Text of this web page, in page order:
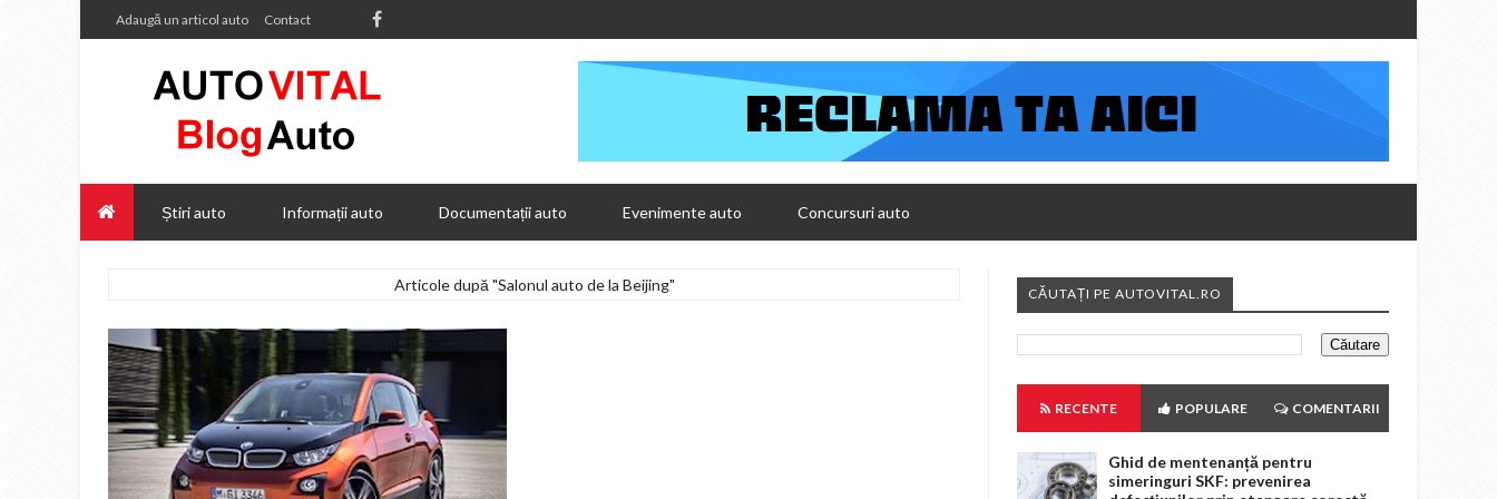
Adaugă un articol auto Contact
Știri auto Informații auto Documentații auto Evenimente auto Concursuri auto
Articole după "Salonul auto de la Beijing" CĂUTAȚI PE AUTOVITAL.RO
RECENTE POPULARE COMENTARII
Ghid de mentenanță pentru
simeringuri SKF: prevenirea